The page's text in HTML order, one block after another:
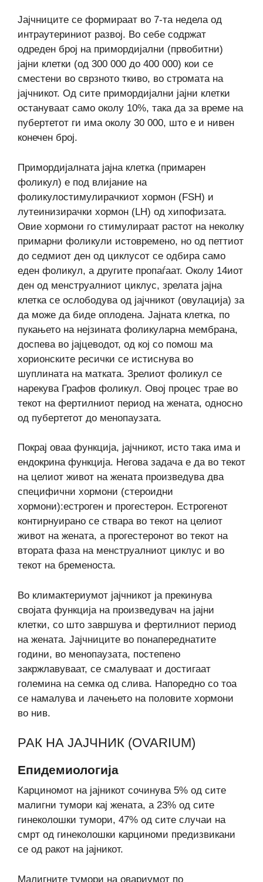
Јајчниците се формираат во 7-та недела од
интраутериниот развој. Во себе содржат
одреден број на примордијални (првобитни)
јајни клетки (од 300 000 до 400 000) кои се
сместени во сврзното ткиво, во стромата на
јајчникот. Од сите примордијални јајни клетки
остануваат само околу 10%, така да за време на
пубертетот ги има околу 30 000, што е и нивен
конечен број.
Примордијалната јајна клетка (примарен
фоликул) е под влијание на
фоликулостимулирачкиот хормон (FSH) и
лутеинизирачки хормон (LH) од хипофизата.
Овие хормони го стимулираат растот на неколку
примарни фоликули истовремено, но од петтиот
до седмиот ден од циклусот се одбира само
еден фоликул, а другите пропаѓаат. Околу 14иот
ден од менструалниот циклус, зрелата јајна
клетка се ослободува од јајчникот (овулација) за
да може да биде оплодена. Јајната клетка, по
пукањето на нејзината фоликуларна мембрана,
доспева во јајцеводот, од кој со помош ма
хорионските ресички се истиснува во
шуплината на матката. Зрелиот фоликул се
нарекува Графов фоликул. Овој процес трае во
текот на фертилниот период на жената, односно
од пубертетот до менопаузата.
Покрај оваа функција, јајчникот, исто така има и
ендокрина функција. Негова задача е да во текот
на целиот живот на жената произведува два
специфични хормони (стероидни
хормони):естроген и прогестерон. Естрогенот
контирнуирано се ствара во текот на целиот
живот на жената, а прогестеронот во текот на
втората фаза на менструалниот циклус и во
текот на бременоста.
Во климактериумот јајчникот ја прекинува
својата функција на произведувач на јајни
клетки, со што завршува и фертилниот период
на жената. Јајчниците во понапереднатите
години, во менопаузата, постепено
закржлавуваат, се смалуваат и достигаат
големина на семка од слива. Напоредно со тоа
се намалува и лачењето на половите хормони
во нив.
РАК НА ЈАЈЧНИК (OVARIUM)
Епидемиологија
Карциномот на јајникот сочинува 5% од сите
малигни тумори кај жената, а 23% од сите
гинеколошки тумори, 47% од сите случаи на
смрт од гинеколошки карциноми предизвикани
се од ракот на јајникот.
Малигните тумори на овариумот по